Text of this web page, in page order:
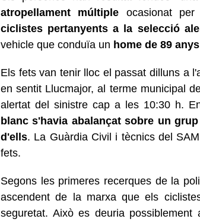
atropellament múltiple ocasionat
ciclistes pertanyents a la selecció
vehicle que conduïa un home de 89 anys
Els fets van tenir lloc el passat dilluns a
en sentit Llucmajor, al terme municipal
alertat del sinistre cap a les 10:30 h.
blanc s'havia abalançat sobre un
d'ells. La Guàrdia Civil i tècnics del
fets.
Segons les primeres recerques de la
ascendent de la marxa que els
seguretat. Això es deuria possiblement